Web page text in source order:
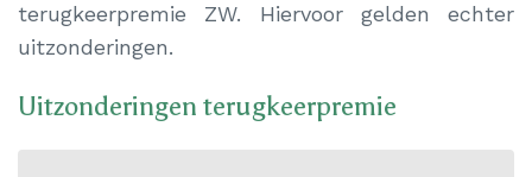
terugkeerpremie ZW. Hiervoor gelden echter
uitzonderingen.
Uitzonderingen terugkeerpremie